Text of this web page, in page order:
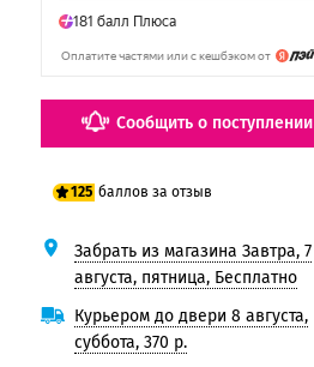
Сообщить о поступлении
125 баллов за отзыв
100 баллов
125 баллов
Забрать из магазина Завтра, 7
августа, пятница, Бесплатно
Курьером до двери 8 августа,
суббота, 370 р.